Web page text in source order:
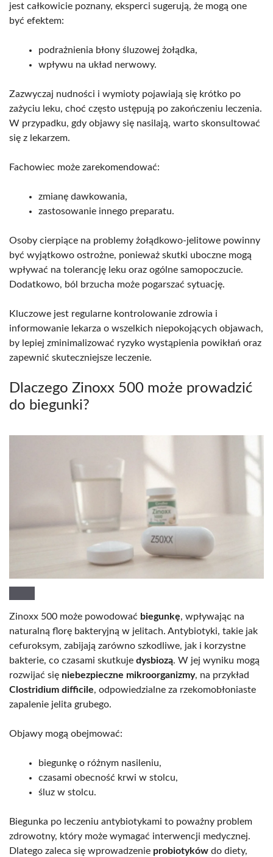
jest całkowicie poznany, eksperci sugerują, że mogą one
być efektem:
podrażnienia błony śluzowej żołądka,
wpływu na układ nerwowy.
Zazwyczaj nudności i wymioty pojawiają się krótko po
zażyciu leku, choć często ustępują po zakończeniu leczenia.
W przypadku, gdy objawy się nasilają, warto skonsultować
się z lekarzem.
Fachowiec może zarekomendować:
zmianę dawkowania,
zastosowanie innego preparatu.
Osoby cierpiące na problemy żołądkowo-jelitowe powinny
być wyjątkowo ostrożne, ponieważ skutki uboczne mogą
wpływać na tolerancję leku oraz ogólne samopoczucie.
Dodatkowo, ból brzucha może pogarszać sytuację.
Kluczowe jest regularne kontrolowanie zdrowia i
informowanie lekarza o wszelkich niepokojących objawach,
by lepiej zminimalizować ryzyko wystąpienia powikłań oraz
zapewnić skuteczniejsze leczenie.
Dlaczego Zinoxx 500 może prowadzić
do biegunki?
Zinoxx 500 może powodować biegunkę, wpływając na
naturalną florę bakteryjną w jelitach. Antybiotyki, takie jak
cefuroksym, zabijają zarówno szkodliwe, jak i korzystne
bakterie, co czasami skutkuje dysbiozą. W jej wyniku mogą
rozwijać się niebezpieczne mikroorganizmy, na przykład
Clostridium difficile, odpowiedzialne za rzekomobłoniaste
zapalenie jelita grubego.
Objawy mogą obejmować:
biegunkę o różnym nasileniu,
czasami obecność krwi w stolcu,
śluz w stolcu.
Biegunka po leczeniu antybiotykami to poważny problem
zdrowotny, który może wymagać interwencji medycznej.
Dlatego zaleca się wprowadzenie probiotyków do diety,